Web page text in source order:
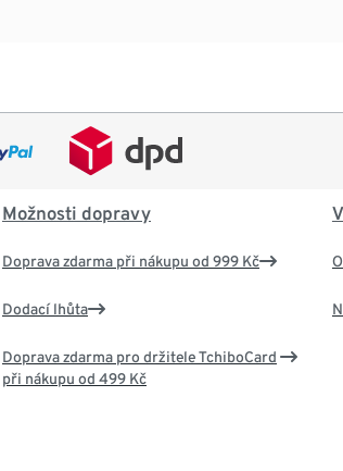
Možnosti dopravy
Doprava zdarma při nákupu od 999 Kč
Dodací lhůta
Doprava zdarma pro držitele TchiboCard
při nákupu od 499 Kč